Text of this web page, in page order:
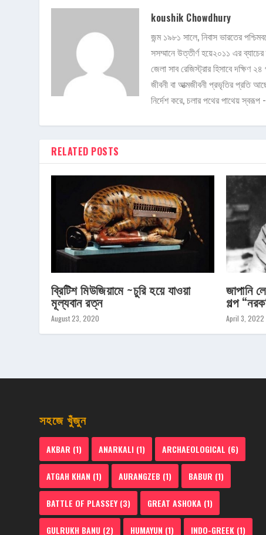
koushik Chowdhury
জন্ম ১৯৮১ সালে, নিবাস ভারতের
সসম্মানে উত্তীর্ণ হয়ে২০১১ এর
জেলা সাব রেজিস্ট্রার হিসাবে দক্ষিণ
জীবনী বা আত্মজীবনী প্রভৃতির প্রতি
নির্দেশ করে, চলার পথের পাথেয় স্বরূপ
RELATED POSTS
ব্রিটিশ মিউজিয়ামে ~চুরি হয়ে যাওয়া
মূল্যবান রত্ন
August 23, 2020
জাপানি
গল্প
April 3, 2022
সহজে খুঁজুন
AKBAR (1) ANARKALI (1) ARCHAEOLOGICAL (6)
ATGAH KHAN (1) AURANGZEB (1) BABUR (1)
BATTLE OF PLASSEY(3) GREAT ASHOKA (1)
GULRUKH BANU (2) HUMAYUN (1) INDO-GREEK (1)